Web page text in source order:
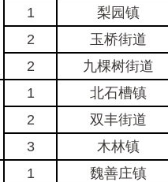
1 梨园镇
2
玉桥街道
2
九棵树街道
1 北石槽镇
2
双丰街道
3
木林镇
1 魏善庄镇